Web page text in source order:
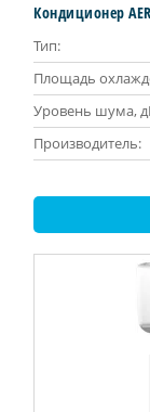
Кондиционер
Тип:
Площадь
Уровень шума,
Производитель: